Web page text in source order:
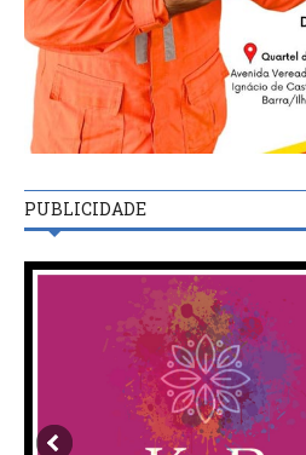
PUBLICIDADE